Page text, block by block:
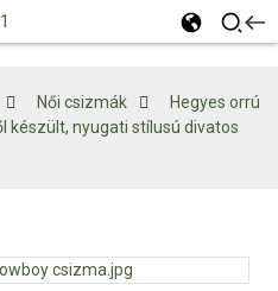
Női csizmák
Hegyes orrú
készült, nyugati stílusú divatos